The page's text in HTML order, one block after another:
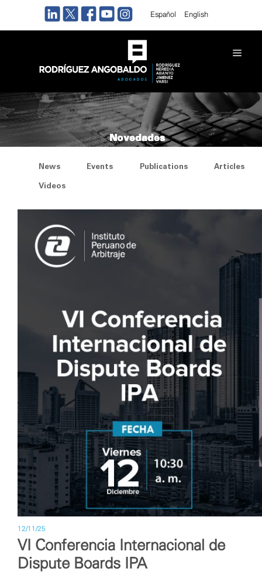
Español English
Novedades
News Events Publications Articles
Videos
12/11/25
VI Conferencia Internacional de
Dispute Boards IPA